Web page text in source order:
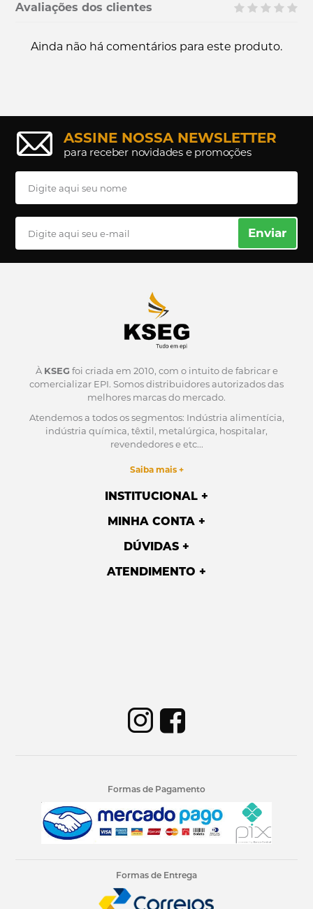
Avaliações dos clientes
Ainda não há comentários para este produto.
ASSINE NOSSA NEWSLETTER
para receber novidades e promoções
Enviar
À KSEG foi criada em 2010, com o intuito de fabricar e
comercializar EPI. Somos distribuidores autorizados das
melhores marcas do mercado.
Atendemos a todos os segmentos: Indústria alimentícia,
indústria química, têxtil, metalúrgica, hospitalar,
revendedores e etc...
Saiba mais +
INSTITUCIONAL
MINHA CONTA
DÚVIDAS
ATENDIMENTO
Formas de Pagamento
Formas de Entrega